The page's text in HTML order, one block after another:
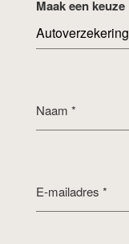
Maak een keuze
Autoverzekering
Naam *
E-mailadres *